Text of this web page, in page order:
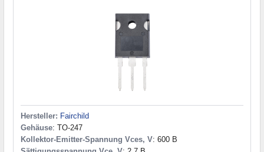
Hersteller: Fairchild
Gehäuse: TO-247
Kollektor-Emitter-Spannung Vces, V: 600 В